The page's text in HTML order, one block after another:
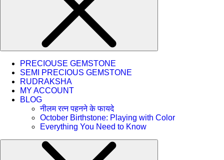
PRECIOUSE GEMSTONE
SEMI PRECIOUS GEMSTONE
RUDRAKSHA
MY ACCOUNT
BLOG
नीलम रत्न पहनने के फायदे
October Birthstone: Playing with Color
Everything You Need to Know